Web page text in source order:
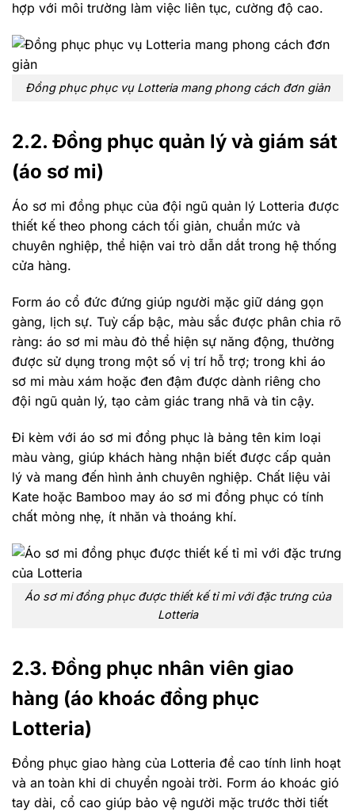
hợp với môi trường làm việc liên tục, cường độ cao.
Đồng phục phục vụ Lotteria mang phong cách đơn giản
2.2. Đồng phục quản lý và giám sát
(áo sơ mi)
Áo sơ mi đồng phục của đội ngũ quản lý Lotteria được
thiết kế theo phong cách tối giản, chuẩn mức và
chuyên nghiệp, thể hiện vai trò dẫn dắt trong hệ thống
cửa hàng.
Form áo cổ đức đứng giúp người mặc giữ dáng gọn
gàng, lịch sự. Tuỳ cấp bậc, màu sắc được phân chia rõ
ràng: áo sơ mi màu đỏ thể hiện sự năng động, thường
được sử dụng trong một số vị trí hỗ trợ; trong khi áo
sơ mi màu xám hoặc đen đậm được dành riêng cho
đội ngũ quản lý, tạo cảm giác trang nhã và tin cậy.
Đi kèm với áo sơ mi đồng phục là bảng tên kim loại
màu vàng, giúp khách hàng nhận biết được cấp quản
lý và mang đến hình ảnh chuyên nghiệp. Chất liệu vải
Kate hoặc Bamboo may áo sơ mi đồng phục có tính
chất mỏng nhẹ, ít nhăn và thoáng khí.
Áo sơ mi đồng phục được thiết kế tỉ mỉ với đặc trưng của
Lotteria
2.3. Đồng phục nhân viên giao
hàng (áo khoác đồng phục
Lotteria)
Đồng phục giao hàng của Lotteria đề cao tính linh hoạt
và an toàn khi di chuyển ngoài trời. Form áo khoác gió
tay dài, cổ cao giúp bảo vệ người mặc trước thời tiết